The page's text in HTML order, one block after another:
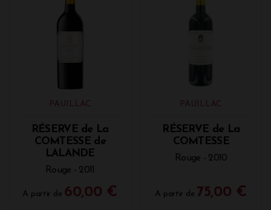
PAUILLAC
RÉSERVE de La
COMTESSE de
LALANDE
Rouge - 2011
A partir de 60,00 €
PAUILLAC
RÉSERVE de La
COMTESSE
Rouge - 2010
A partir de 75,00 €